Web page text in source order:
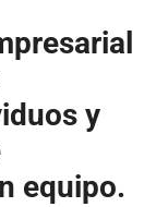
y
equipo.